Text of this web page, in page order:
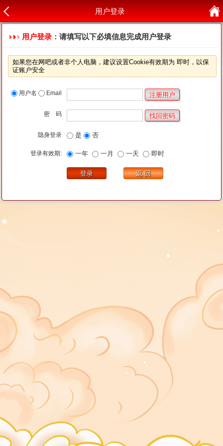
用户登录
用户登录：请填写以下必填信息完成用户登录
如果您在网吧或者非个人电脑，建议设置Cookie有效期为 即时，以保
证账户安全
用户名 Email
密 码
隐身登录 是 否
登录有效期: 一年 一月 一天 即时